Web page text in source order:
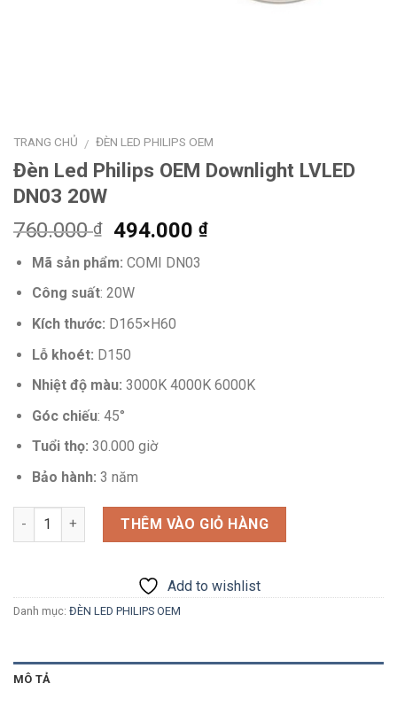
TRANG CHỦ / ĐÈN LED PHILIPS OEM
Đèn Led Philips OEM Downlight LVLED
DN03 20W
760.000₫
Giá
gốc
là:
760.000 ₫.
494.000₫Giá
Mã sản phẩm: COMI DN03
Công suất: 20W
Kích thước: D165×H60
Lỗ khoét: D150
Nhiệt độ màu: 3000K 4000K 6000K
Góc chiếu: 45°
Tuổi thọ: 30.000 giờ
Bảo hành: 3 năm
Số lượng THÊM VÀO GIỎ HÀNG
Add to wishlist
Danh mục: ĐÈN LED PHILIPS OEM
MÔ TẢ